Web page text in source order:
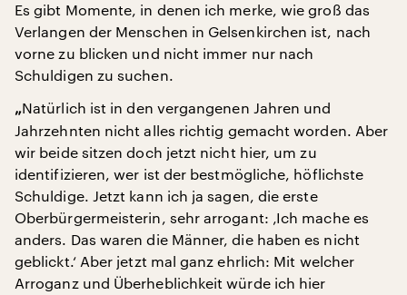
Es gibt Momente, in denen ich merke, wie groß das
Verlangen der Menschen in Gelsenkirchen ist, nach
vorne zu blicken und nicht immer nur nach
Schuldigen zu suchen.
„Natürlich ist in den vergangenen Jahren und
Jahrzehnten nicht alles richtig gemacht worden. Aber
wir beide sitzen doch jetzt nicht hier, um zu
identifizieren, wer ist der bestmögliche, höflichste
Schuldige. Jetzt kann ich ja sagen, die erste
Oberbürgermeisterin, sehr arrogant: ‚Ich mache es
anders. Das waren die Männer, die haben es nicht
geblickt.‘ Aber jetzt mal ganz ehrlich: Mit welcher
Arroganz und Überheblichkeit würde ich hier